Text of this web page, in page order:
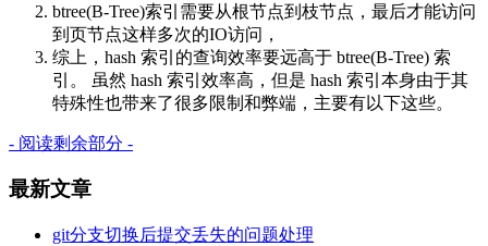
btree(B-Tree)索引需要从根节点到枝节点，最后才能访问
到页节点这样多次的IO访问，
综上，hash 索引的查询效率要远高于 btree(B-Tree) 索
引。 虽然 hash 索引效率高，但是 hash 索引本身由于其
特殊性也带来了很多限制和弊端，主要有以下这些。
- 阅读剩余部分 -
最新文章
git分支切换后提交丢失的问题处理